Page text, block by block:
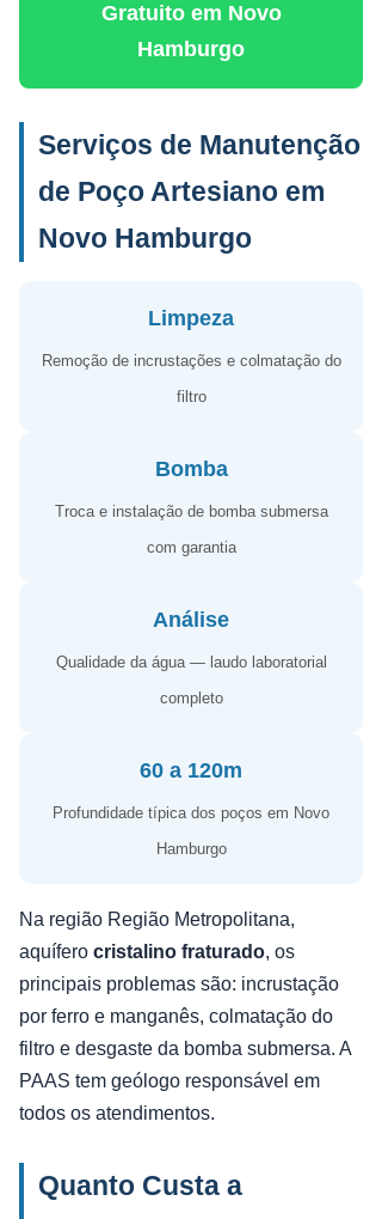
Gratuito em Novo
Hamburgo
Serviços de Manutenção
de Poço Artesiano em
Novo Hamburgo
Limpeza
Remoção de incrustações e colmatação do
filtro
Bomba
Troca e instalação de bomba submersa
com garantia
Análise
Qualidade da água — laudo laboratorial
completo
60 a 120m
Profundidade típica dos poços em Novo
Hamburgo
Na região Região Metropolitana,
aquífero cristalino fraturado, os
principais problemas são: incrustação
por ferro e manganês, colmatação do
filtro e desgaste da bomba submersa. A
PAAS tem geólogo responsável em
todos os atendimentos.
Quanto Custa a